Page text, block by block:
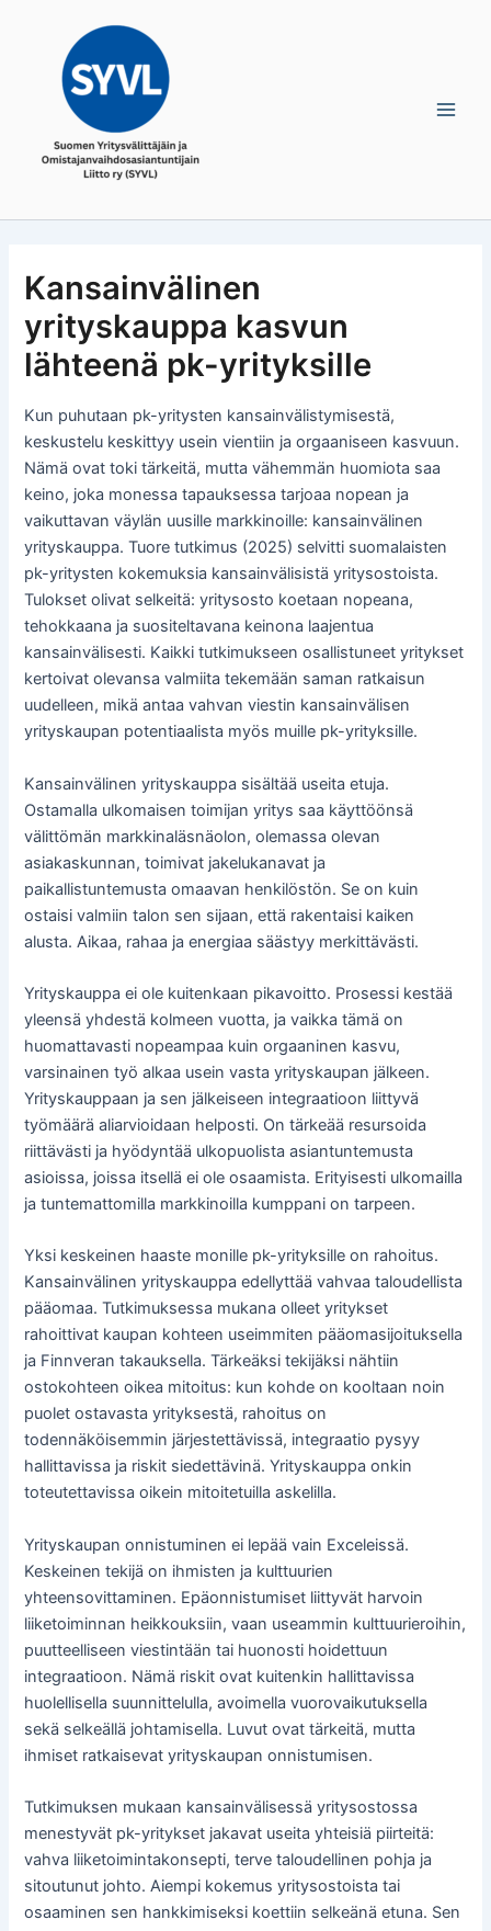
Kansainvälinen
yrityskauppa kasvun
lähteenä pk-yrityksille
Kun puhutaan pk-yritysten kansainvälistymisestä,
keskustelu keskittyy usein vientiin ja orgaaniseen kasvuun.
Nämä ovat toki tärkeitä, mutta vähemmän huomiota saa
keino, joka monessa tapauksessa tarjoaa nopean ja
vaikuttavan väylän uusille markkinoille: kansainvälinen
yrityskauppa. Tuore tutkimus (2025) selvitti suomalaisten
pk-yritysten kokemuksia kansainvälisistä yritysostoista.
Tulokset olivat selkeitä: yritysosto koetaan nopeana,
tehokkaana ja suositeltavana keinona laajentua
kansainvälisesti. Kaikki tutkimukseen osallistuneet yritykset
kertoivat olevansa valmiita tekemään saman ratkaisun
uudelleen, mikä antaa vahvan viestin kansainvälisen
yrityskaupan potentiaalista myös muille pk-yrityksille.
Kansainvälinen yrityskauppa sisältää useita etuja.
Ostamalla ulkomaisen toimijan yritys saa käyttöönsä
välittömän markkinaläsnäolon, olemassa olevan
asiakaskunnan, toimivat jakelukanavat ja
paikallistuntemusta omaavan henkilöstön. Se on kuin
ostaisi valmiin talon sen sijaan, että rakentaisi kaiken
alusta. Aikaa, rahaa ja energiaa säästyy merkittävästi.
Yrityskauppa ei ole kuitenkaan pikavoitto. Prosessi kestää
yleensä yhdestä kolmeen vuotta, ja vaikka tämä on
huomattavasti nopeampaa kuin orgaaninen kasvu,
varsinainen työ alkaa usein vasta yrityskaupan jälkeen.
Yrityskauppaan ja sen jälkeiseen integraatioon liittyvä
työmäärä aliarvioidaan helposti. On tärkeää resursoida
riittävästi ja hyödyntää ulkopuolista asiantuntemusta
asioissa, joissa itsellä ei ole osaamista. Erityisesti ulkomailla
ja tuntemattomilla markkinoilla kumppani on tarpeen.
Yksi keskeinen haaste monille pk-yrityksille on rahoitus.
Kansainvälinen yrityskauppa edellyttää vahvaa taloudellista
pääomaa. Tutkimuksessa mukana olleet yritykset
rahoittivat kaupan kohteen useimmiten pääomasijoituksella
ja Finnveran takauksella. Tärkeäksi tekijäksi nähtiin
ostokohteen oikea mitoitus: kun kohde on kooltaan noin
puolet ostavasta yrityksestä, rahoitus on
todennäköisemmin järjestettävissä, integraatio pysyy
hallittavissa ja riskit siedettävinä. Yrityskauppa onkin
toteutettavissa oikein mitoitetuilla askelilla.
Yrityskaupan onnistuminen ei lepää vain Exceleissä.
Keskeinen tekijä on ihmisten ja kulttuurien
yhteensovittaminen. Epäonnistumiset liittyvät harvoin
liiketoiminnan heikkouksiin, vaan useammin kulttuurieroihin,
puutteelliseen viestintään tai huonosti hoidettuun
integraatioon. Nämä riskit ovat kuitenkin hallittavissa
huolellisella suunnittelulla, avoimella vuorovaikutuksella
sekä selkeällä johtamisella. Luvut ovat tärkeitä, mutta
ihmiset ratkaisevat yrityskaupan onnistumisen.
Tutkimuksen mukaan kansainvälisessä yritysostossa
menestyvät pk-yritykset jakavat useita yhteisiä piirteitä:
vahva liiketoimintakonsepti, terve taloudellinen pohja ja
sitoutunut johto. Aiempi kokemus yritysostoista tai
osaaminen sen hankkimiseksi koettiin selkeänä etuna. Sen